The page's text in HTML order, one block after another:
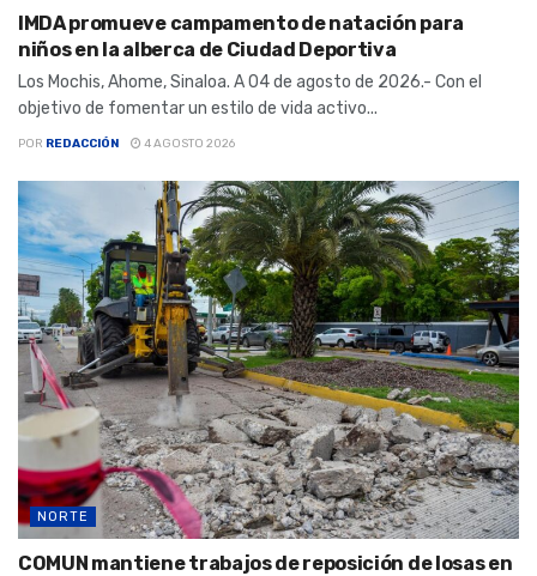
IMDA promueve campamento de natación para
niños en la alberca de Ciudad Deportiva
Los Mochis, Ahome, Sinaloa. A 04 de agosto de 2026.- Con el
objetivo de fomentar un estilo de vida activo...
POR REDACCIÓN 4 AGOSTO 2026
NORTE
COMUN mantiene trabajos de reposición de losas en